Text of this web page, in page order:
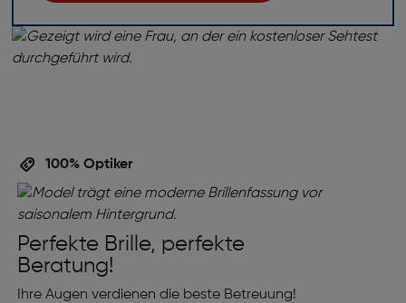
100% Optiker
Perfekte Brille, perfekte
Beratung!
Ihre Augen verdienen die beste Betreuung!